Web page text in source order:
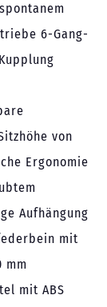
6-Gang-
von
Ergonomie
Aufhängung
mit
mm
mit ABS